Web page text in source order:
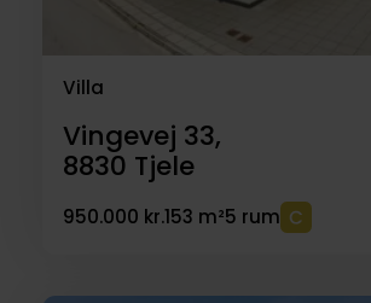
Villa
Vingevej 33,
8830 Tjele
950.000 kr.153 m²5 rum